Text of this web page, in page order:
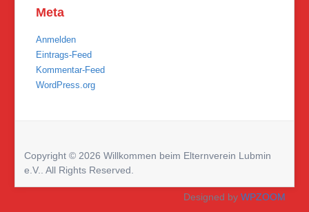
Meta
Anmelden
Eintrags-Feed
Kommentar-Feed
WordPress.org
Copyright © 2026 Willkommen beim Elternverein Lubmin
e.V.. All Rights Reserved.
Designed by WPZOOM